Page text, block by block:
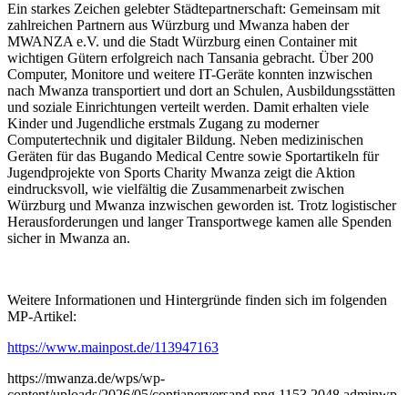
Ein starkes Zeichen gelebter Städtepartnerschaft: Gemeinsam mit
zahlreichen Partnern aus Würzburg und Mwanza haben der
MWANZA e.V. und die Stadt Würzburg einen Container mit
wichtigen Gütern erfolgreich nach Tansania gebracht. Über 200
Computer, Monitore und weitere IT-Geräte konnten inzwischen
nach Mwanza transportiert und dort an Schulen, Ausbildungsstätten
und soziale Einrichtungen verteilt werden. Damit erhalten viele
Kinder und Jugendliche erstmals Zugang zu moderner
Computertechnik und digitaler Bildung. Neben medizinischen
Geräten für das Bugando Medical Centre sowie Sportartikeln für
Jugendprojekte von Sports Charity Mwanza zeigt die Aktion
eindrucksvoll, wie vielfältig die Zusammenarbeit zwischen
Würzburg und Mwanza inzwischen geworden ist. Trotz logistischer
Herausforderungen und langer Transportwege kamen alle Spenden
sicher in Mwanza an.
Weitere Informationen und Hintergründe finden sich im folgenden
MP-Artikel:
https://www.mainpost.de/113947163
https://mwanza.de/wps/wp-